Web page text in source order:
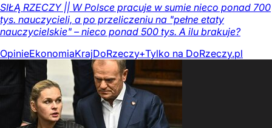
SIŁĄ RZECZY || W Polsce pracuje w sumie nieco ponad 700
tys. nauczycieli, a po przeliczeniu na "pełne etaty
nauczycielskie" – nieco ponad 500 tys. A ilu brakuje?
OpinieEkonomiaKrajDoRzeczy+Tylko na DoRzeczy.pl